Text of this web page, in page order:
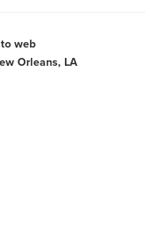
web
Orleans, LA